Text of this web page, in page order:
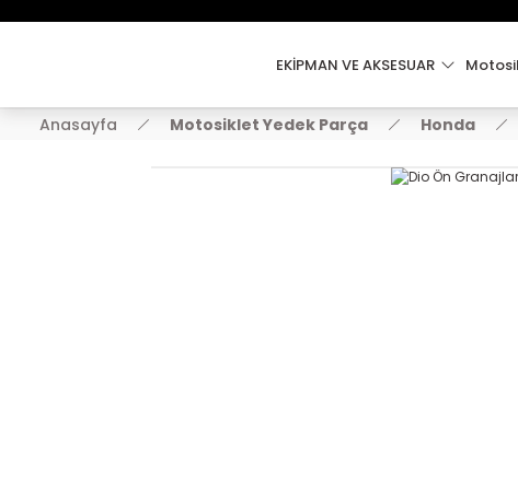
EKİPMAN VE AKSESUAR
Anasayfa Motosiklet Yedek Parça Honda